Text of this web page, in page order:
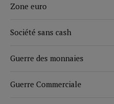
Zone euro
Société sans cash
Guerre des monnaies
Guerre Commerciale